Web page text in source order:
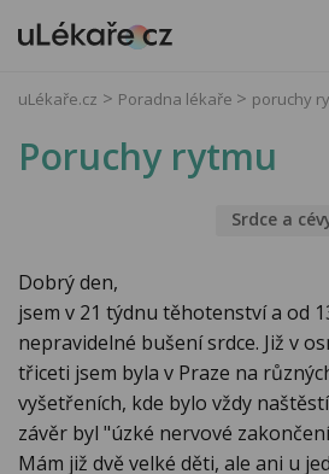
uLékaře.cz Poradna lékaře poruchy
Poruchy rytmu
Srdce a
Dobrý den,
jsem v 21 týdnu těhotenství a od
nepravidelné bušení srdce. Již v
třiceti jsem byla v Praze na
vyšetřeních, kde bylo vždy
závěr byl "úzké nervové
Mám již dvě velké děti, ale ani u